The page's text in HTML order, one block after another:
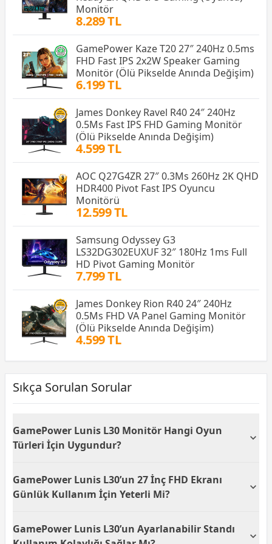
Monitör
8.289 TL
GamePower Kaze T20 27″ 240Hz 0.5ms
FHD Fast IPS 2x2W Speaker Gaming
Monitör (Ölü Pikselde Anında Değişim)
6.199 TL
James Donkey Ravel R40 24″ 240Hz
0.5Ms Fast IPS FHD Gaming Monitör
(Ölü Pikselde Anında Değişim)
4.599 TL
AOC Q27G4ZR 27″ 0.3Ms 260Hz 2K QHD
HDR400 Pivot Fast IPS Oyuncu
Monitörü
12.599 TL
Samsung Odyssey G3
LS32DG302EUXUF 32″ 180Hz 1ms Full
HD Pivot Gaming Monitör
7.799 TL
James Donkey Rion R40 24″ 240Hz
0.5Ms FHD VA Panel Gaming Monitör
(Ölü Pikselde Anında Değişim)
4.599 TL
Sıkça Sorulan Sorular
GamePower Lunis L30 Monitör Hangi Oyun
Türleri İçin Uygundur?
tepki süresi sayesinde FPS, MOBA ve rekabetçi
oyunlarda yüksek akıcılık sunar. IPS paneli ile renk
doğruluğu sağlayarak hem hızlı sahnelerde hem de
sağlar. FreeSync ve G-Sync desteği ile ekran
yırtılmalarını azaltarak daha kararlı bir oyun
GamePower Lunis L30’un 27 İnç FHD Ekranı
Günlük Kullanım İçin Yeterli Mi?
günlük kullanım, film izleme ve genel oyun deneyimi
için yeterli bir netlik sağlar. IPS panel sayesinde
GamePower Lunis L30’un Ayarlanabilir Standı